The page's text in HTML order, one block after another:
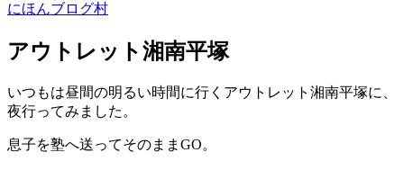
にほんブログ村
アウトレット湘南平塚
いつもは昼間の明るい時間に行くアウトレット湘南平塚に、
夜行ってみました。
息子を塾へ送ってそのままGO。